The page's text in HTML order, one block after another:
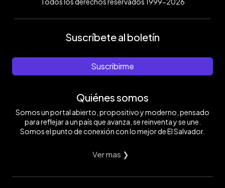
Suscríbete al boletín
Suscribirme
Quiénes somos
Somos un portal abierto, propositivo y moderno, pensado
para reflejar a un país que avanza, se reinventa y se une.
Somos el punto de conexión con lo mejor de El Salvador.
Ver mas ❯